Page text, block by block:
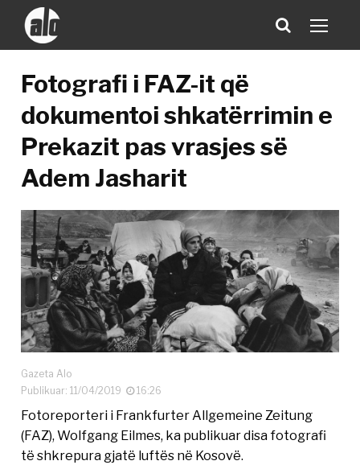
Fotografi i FAZ-it që
dokumentoi shkatërrimin e
Prekazit pas vrasjes së
Adem Jasharit
Gazeta Alo
Publikuar: 11/04/2019
16:26
Fotoreporteri i Frankfurter Allgemeine Zeitung
(FAZ), Wolfgang Eilmes, ka publikuar disa fotografi
të shkrepura gjatë luftës në Kosovë.